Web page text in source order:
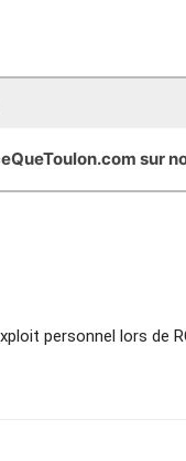
sur
personnel lors de